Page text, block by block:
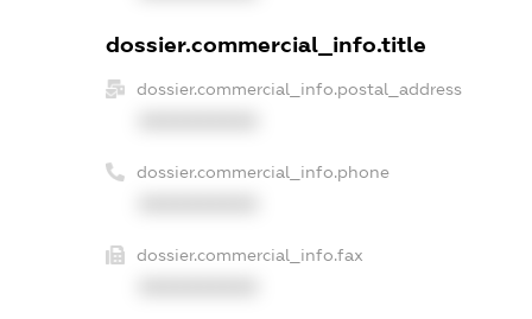
dossier.commercial_info.title
dossier.commercial_info.postal_address
dossier.commercial_info.phone
dossier.commercial_info.fax